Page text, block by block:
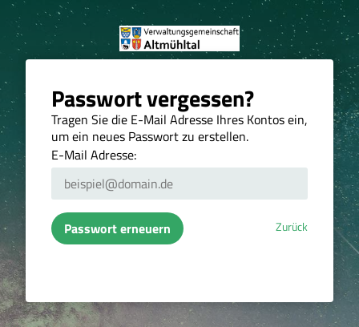
Passwort vergessen?
Tragen Sie die E-Mail Adresse Ihres Kontos ein,
um ein neues Passwort zu erstellen.
E-Mail Adresse:
Passwort erneuern Zurück